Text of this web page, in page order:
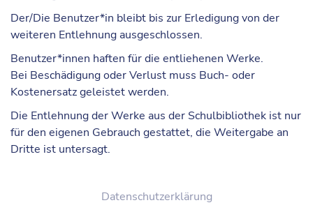
Der/Die Benutzer*in bleibt bis zur Erledigung von der
weiteren Entlehnung ausgeschlossen.
Benutzer*innen haften für die entliehenen Werke.
Bei Beschädigung oder Verlust muss Buch- oder
Kostenersatz geleistet werden.
Die Entlehnung der Werke aus der Schulbibliothek ist nur
für den eigenen Gebrauch gestattet, die Weitergabe an
Dritte ist untersagt.
Datenschutzerklärung